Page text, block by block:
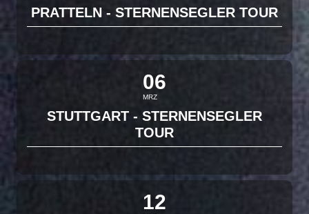
PRATTELN - STERNENSEGLER TOUR
06
MRZ
STUTTGART - STERNENSEGLER
TOUR
12